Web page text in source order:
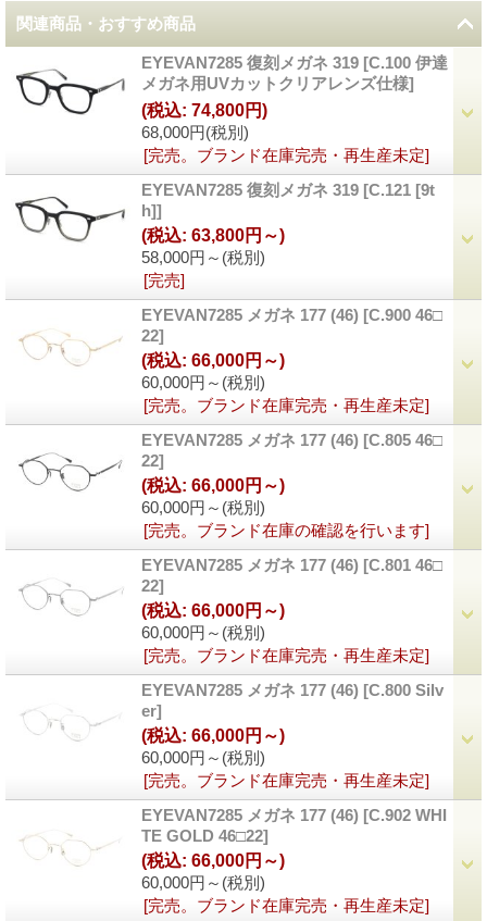
関連商品・おすすめ商品
EYEVAN7285 復刻メガネ 319 [C.100 伊達
メガネ用UVカットクリアレンズ仕様]
68,000円(税別)
(税込: 74,800円)
[完売。ブランド在庫完売・再生産未定]
EYEVAN7285 復刻メガネ 319 [C.121 [9t
h]]
58,000円～ (税別)
(税込: 63,800円～)
[完売]
EYEVAN7285 メガネ 177 (46) [C.900 46□
22]
60,000円～ (税別)
(税込: 66,000円～)
[完売。ブランド在庫完売・再生産未定]
EYEVAN7285 メガネ 177 (46) [C.805 46□
22]
60,000円～ (税別)
(税込: 66,000円～)
[完売。ブランド在庫の確認を行います]
EYEVAN7285 メガネ 177 (46) [C.801 46□
22]
60,000円～ (税別)
(税込: 66,000円～)
[完売。ブランド在庫完売・再生産未定]
EYEVAN7285 メガネ 177 (46) [C.800 Silv
er]
60,000円～ (税別)
(税込: 66,000円～)
[完売。ブランド在庫完売・再生産未定]
EYEVAN7285 メガネ 177 (46) [C.902 WHI
TE GOLD 46□22]
60,000円～ (税別)
(税込: 66,000円～)
[完売。ブランド在庫完売・再生産未定]